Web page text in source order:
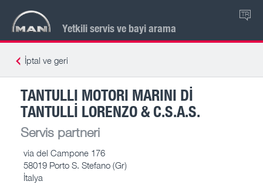
Yetkili servis ve bayi arama
TR
İptal ve geri
TANTULLI MOTORI MARINI DI
TANTULLI LORENZO & C.S.A.S.
Servis partneri
via del Campone 176
58019 Porto S. Stefano (Gr)
İtalya